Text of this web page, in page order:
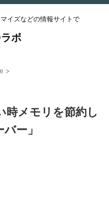
イズなどの情報サイトで
ボ
>
時メモリを節約し
ー」